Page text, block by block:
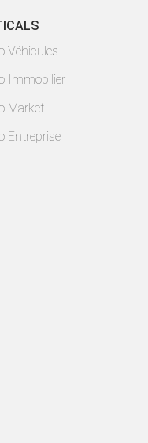
Véhicules
Immobilier
Market
Entreprise